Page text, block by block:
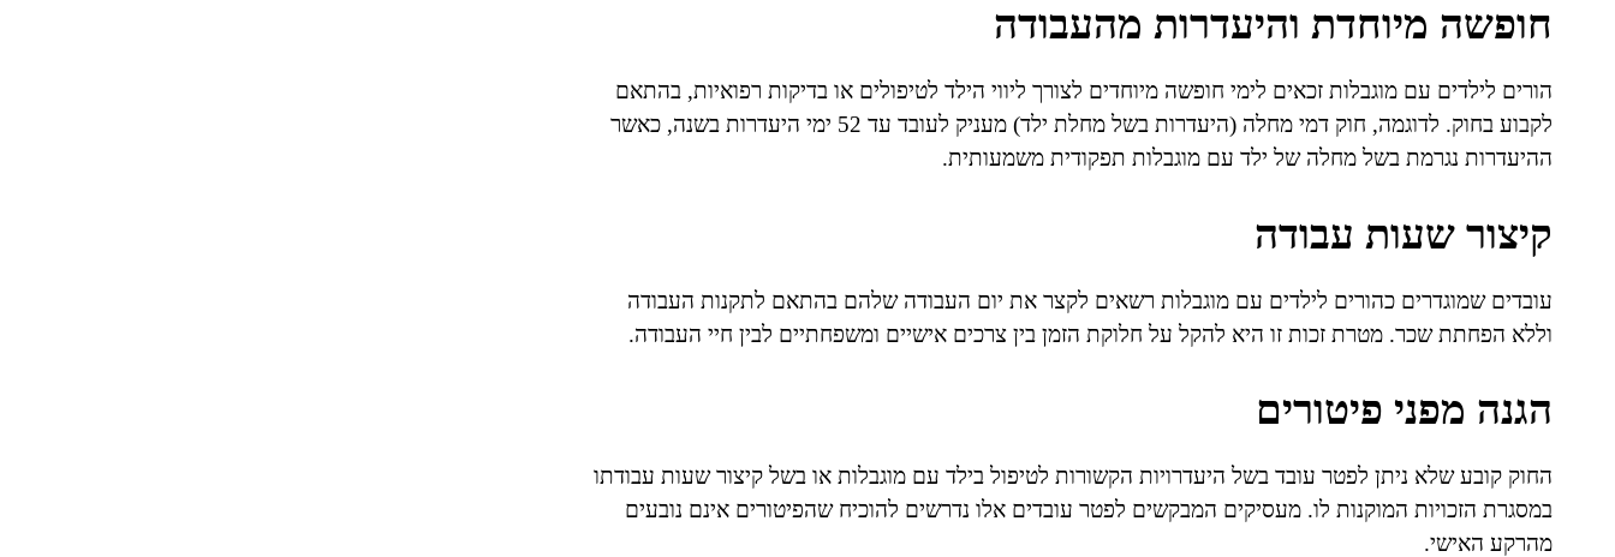
חופשה מיוחדת והיעדרות מהעבודה
הורים לילדים עם מוגבלות זכאים לימי חופשה מיוחדים לצורך ליווי הילד לטיפולים או בדיקות רפואיות, בהתאם
לקבוע בחוק. לדוגמה, חוק דמי מחלה (היעדרות בשל מחלת ילד) מעניק לעובד עד 52 ימי היעדרות בשנה, כאשר
ההיעדרות נגרמת בשל מחלה של ילד עם מוגבלות תפקודית משמעותית.
קיצור שעות עבודה
עובדים שמוגדרים כהורים לילדים עם מוגבלות רשאים לקצר את יום העבודה שלהם בהתאם לתקנות העבודה
וללא הפחתת שכר. מטרת זכות זו היא להקל על חלוקת הזמן בין צרכים אישיים ומשפחתיים לבין חיי העבודה.
הגנה מפני פיטורים
החוק קובע שלא ניתן לפטר עובד בשל היעדרויות הקשורות לטיפול בילד עם מוגבלות או בשל קיצור שעות עבודתו
במסגרת הזכויות המוקנות לו. מעסיקים המבקשים לפטר עובדים אלו נדרשים להוכיח שהפיטורים אינם נובעים
מהרקע האישי.